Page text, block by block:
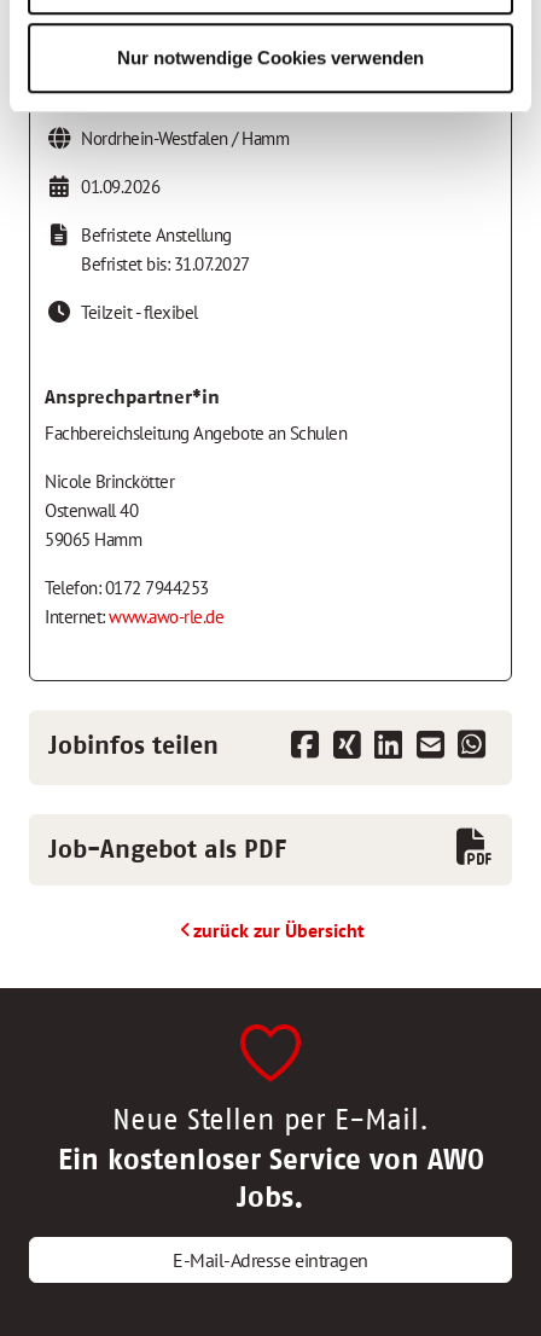
Nur notwendige Cookies verwenden
Hamm
Nordrhein-Westfalen / Hamm
01.09.2026
Befristete Anstellung
Befristet bis: 31.07.2027
Teilzeit - flexibel
Ansprechpartner*in
Fachbereichsleitung Angebote an Schulen
Nicole Brinckötter
Ostenwall 40
59065 Hamm
Telefon: 0172 7944253
Internet:www.awo-rle.de
Jobinfos teilen
Job-Angebot als PDF
zurück zur Übersicht
Neue Stellen per E-Mail.
Ein kostenloser Service von AWO
Jobs.
E-Mail-Adresse eintragen